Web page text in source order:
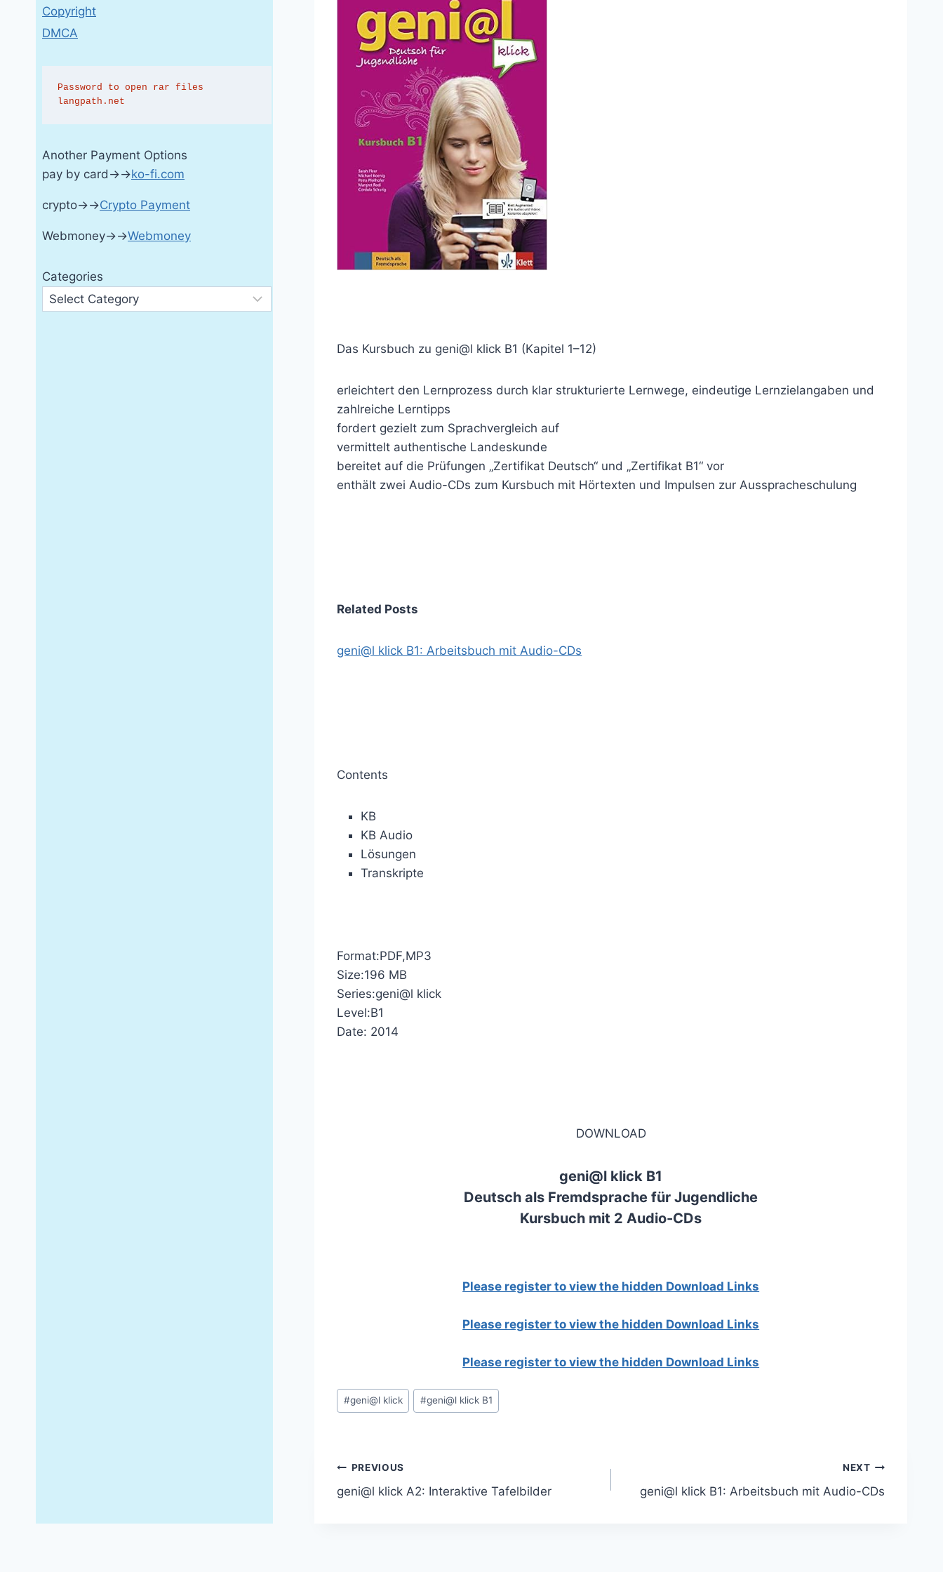
Das Kursbuch zu geni@l klick B1 (Kapitel 1–12)
erleichtert den Lernprozess durch klar strukturierte Lernwege, eindeutige Lernzielangaben und
zahlreiche Lerntipps
fordert gezielt zum Sprachvergleich auf
vermittelt authentische Landeskunde
bereitet auf die Prüfungen „Zertifikat Deutsch“ und „Zertifikat B1“ vor
enthält zwei Audio-CDs zum Kursbuch mit Hörtexten und Impulsen zur Ausspracheschulung
Related Posts
geni@l klick B1: Arbeitsbuch mit Audio-CDs
Contents
KB
KB Audio
Lösungen
Transkripte
Format:PDF,MP3
Size:196 MB
Series:geni@l klick
Level:B1
Date: 2014
DOWNLOAD
geni@l klick B1
Deutsch als Fremdsprache für Jugendliche
Kursbuch mit 2 Audio-CDs
Please register to view the hidden Download Links
Please register to view the hidden Download Links
Please register to view the hidden Download Links
Post
Tags:
#geni@l klick #geni@l klick B1
Post
navigation
PREVIOUS
geni@l klick A2: Interaktive Tafelbilder
NEXT
geni@l klick B1: Arbeitsbuch mit Audio-CDs
Copyright
DMCA
Password to open rar files
langpath.net
Another Payment Options
pay by card→→ko-fi.com
crypto→→Crypto Payment
Webmoney→→Webmoney
Categories